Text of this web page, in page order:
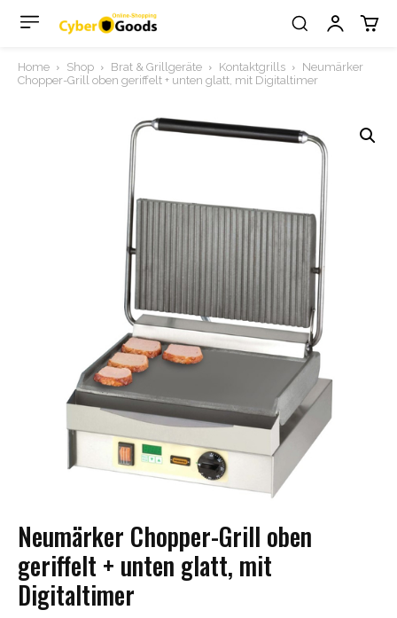
Home Shop Brat & Grillgeräte Kontaktgrills
Neumärker
Chopper-Grill oben geriffelt + unten glatt, mit Digitaltimer
Neumärker Chopper-Grill oben
geriffelt + unten glatt, mit
Digitaltimer